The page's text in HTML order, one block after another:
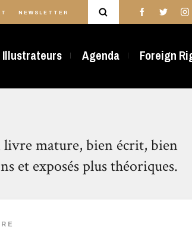
NEWSLETTER
Illustrateurs Agenda Foreign
livre mature, bien écrit, bien
et exposés plus théoriques.